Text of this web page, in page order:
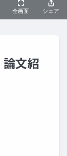
論文紹